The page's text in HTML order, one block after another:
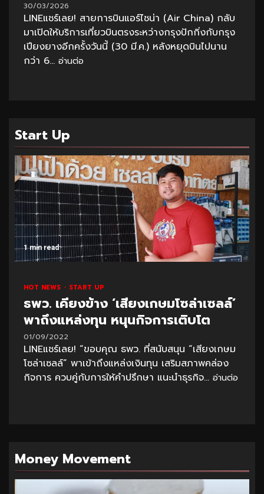
30/03/2026
LINEแชร์เลย! สายการบินแอร์ไชน่า (Air China) กลับ
มาเปิดให้บริการเที่ยวบินตรงระหว่างกรุงปักกิ่งกับกรุง
เปียงยางอีกครั้งวันนี้ (30 มี.ค.) หลังหยุดบินไปนาน
กว่า 6... อ่านต่อ
Start Up
1 min read
HOT NEWS START UP
ธพว. เคียงข้าง ‘เสียงเกษมโซล่าเซลล์’
พาถึงแหล่งทุน หนุนกิจการเติบโต
01/09/2022
LINEแชร์เลย! “ขอบคุณ ธพว. ที่สนับสนุน “เสียงเกษม
โซล่าเซลล์” พาเข้าถึงแหล่งเงินทุน เสริมสภาพคล่อง
กิจการ ควบคู่กับการให้คำปรึกษา แนะนำธุรกิจ... อ่านต่อ
Money Movement